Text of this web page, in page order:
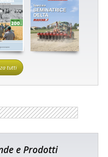
tutti
e Prodotti